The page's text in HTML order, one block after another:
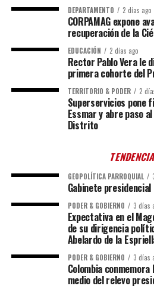
DEPARTAMENTO 2 días ago
CORPAMAG expone
recuperación de la
EDUCACIÓN 2 días ago
Rector Pablo Vera le
primera cohorte del
TERRITORIO & PODER 2
Superservicios pone
Essmar y abre paso
Distrito
TENDENCIA
GEOPOLÍTICA PARROQUIAL
Gabinete presidencial
PODER & GOBIERNO 3 días
Expectativa en el
de su dirigencia
Abelardo de la
PODER & GOBIERNO 3 días
Colombia
medio del relevo